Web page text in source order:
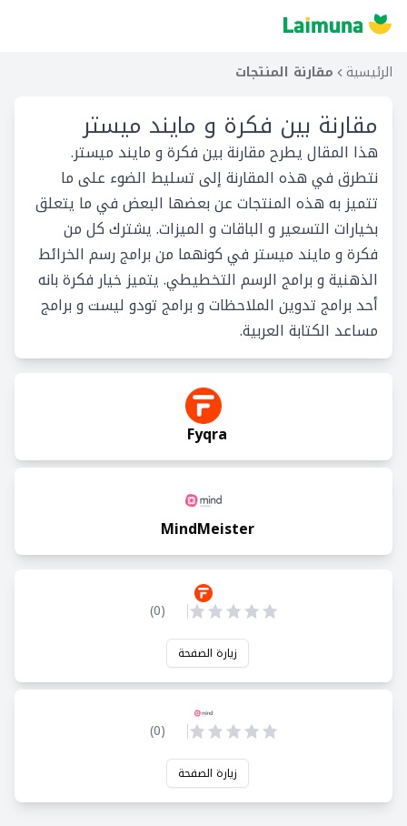
الرئيسية مقارنة المنتجات
مقارنة بين فكرة و مايند ميستر
هذا المقال يطرح مقارنة بين فكرة و مايند ميستر.
نتطرق في هذه المقارنة إلى تسليط الضوء على ما
تتميز به هذه المنتجات عن بعضها البعض في ما يتعلق
بخيارات التسعير و الباقات و الميزات. يشترك كل من
فكرة و مايند ميستر في كونهما من برامج رسم الخرائط
الذهنية و برامج الرسم التخطيطي. يتميز خيار فكرة بانه
أحد برامج تدوين الملاحظات و برامج تودو ليست و برامج
مساعد الكتابة العربية.
Fyqra
MindMeister
(
0
)
زيارة الصفحة
(
0
)
زيارة الصفحة